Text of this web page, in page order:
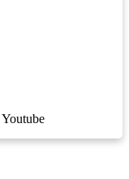
Youtube